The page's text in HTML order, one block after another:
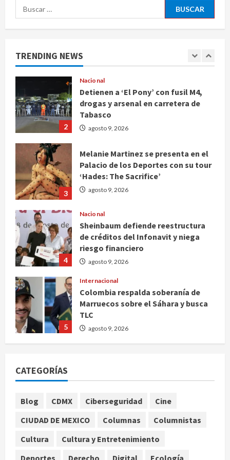
Buscar:
TRENDING NEWS
1
Deportes Internacional Portada
Fallece Jorge Messi, padre de
2
Nacional
Detienen a ‘El Pony’ con fusil M4,
drogas y arsenal en carretera de
Tabasco
agosto 9, 2026
3
Melanie Martinez se presenta en el
Palacio de los Deportes con su tour
‘Hades: The Sacrifice’
agosto 9, 2026
4
Nacional
Sheinbaum defiende reestructura
de créditos del Infonavit y niega
riesgo financiero
agosto 9, 2026
5
Internacional
Colombia respalda soberanía de
Marruecos sobre el Sáhara y busca
TLC
agosto 9, 2026
Detienen a ‘El Pony’ con fusil M4,
drogas y arsenal en carretera de
Tabasco
CATEGORÍAS
Blog CDMX Ciberseguridad
Cine
CIUDAD DE MEXICO
Columnas
Columnistas
Cultura
Cultura y Entretenimiento
Deportes
Derecho Digital Ecología